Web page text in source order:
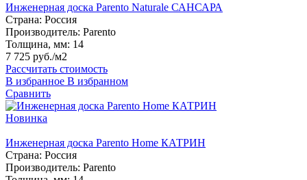
Инженерная доска Parento Naturale САНСАРА
Страна: Россия
Производитель: Parento
Толщина, мм: 14
7 725 руб./м2
Рассчитать стоимость
В избранное В избранном
Сравнить
Новинка
Инженерная доска Parento Home КАТРИН
Страна: Россия
Производитель: Parento